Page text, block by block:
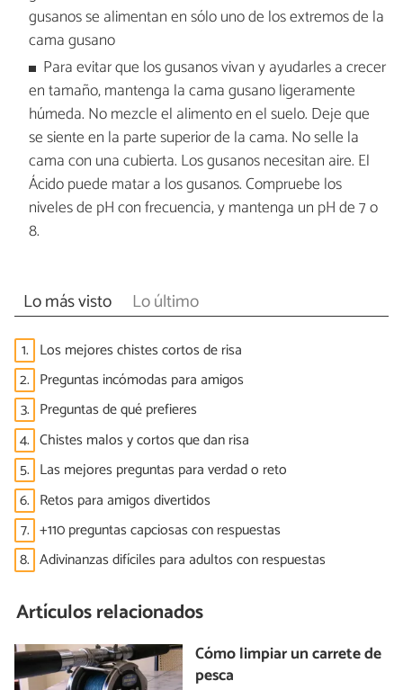
gusanos se alimentan en sólo uno de los extremos de la
cama gusano
Para evitar que los gusanos vivan y ayudarles a crecer
en tamaño, mantenga la cama gusano ligeramente
húmeda. No mezcle el alimento en el suelo. Deje que
se siente en la parte superior de la cama. No selle la
cama con una cubierta. Los gusanos necesitan aire. El
Ácido puede matar a los gusanos. Compruebe los
niveles de pH con frecuencia, y mantenga un pH de 7 o
8.
Lo más visto Lo último
1. Los mejores chistes cortos de risa
2. Preguntas incómodas para amigos
3. Preguntas de qué prefieres
4. Chistes malos y cortos que dan risa
5. Las mejores preguntas para verdad o reto
6. Retos para amigos divertidos
7. +110 preguntas capciosas con respuestas
8. Adivinanzas difíciles para adultos con respuestas
Artículos relacionados
Cómo limpiar un carrete de
pesca